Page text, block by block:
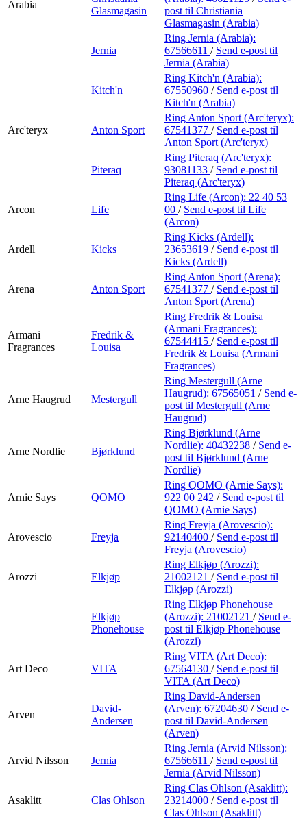
Arabia
Glasmagasin
post til Christiania
Glasmagasin (Arabia)
Jernia
Ring Jernia (Arabia):
67566611 / Send e-post til
Jernia (Arabia)
Kitch'n
Ring Kitch'n (Arabia):
67550960 / Send e-post til
Kitch'n (Arabia)
Arc'teryx Anton Sport
Ring Anton Sport (Arc'teryx):
67541377 / Send e-post til
Anton Sport (Arc'teryx)
Piteraq
Ring Piteraq (Arc'teryx):
93081133 / Send e-post til
Piteraq (Arc'teryx)
Arcon Life
Ring Life (Arcon): 22 40 53
00 / Send e-post til Life
(Arcon)
Ardell Kicks
Ring Kicks (Ardell):
23653619 / Send e-post til
Kicks (Ardell)
Arena Anton Sport
Ring Anton Sport (Arena):
67541377 / Send e-post til
Anton Sport (Arena)
Armani
Fragrances
Fredrik &
Louisa
Ring Fredrik & Louisa
(Armani Fragrances):
67544415 / Send e-post til
Fredrik & Louisa (Armani
Fragrances)
Arne Haugrud Mestergull
Ring Mestergull (Arne
Haugrud): 67565051 / Send e-
post til Mestergull (Arne
Haugrud)
Arne Nordlie Bjørklund
Ring Bjørklund (Arne
Nordlie): 40432238 / Send e-
post til Bjørklund (Arne
Nordlie)
Arnie Says QOMO
Ring QOMO (Arnie Says):
922 00 242 / Send e-post til
QOMO (Arnie Says)
Arovescio Freyja
Ring Freyja (Arovescio):
92140400 / Send e-post til
Freyja (Arovescio)
Arozzi Elkjøp
Ring Elkjøp (Arozzi):
21002121 / Send e-post til
Elkjøp (Arozzi)
Elkjøp
Phonehouse
Ring Elkjøp Phonehouse
(Arozzi): 21002121 / Send e-
post til Elkjøp Phonehouse
(Arozzi)
Art Deco VITA
Ring VITA (Art Deco):
67564130 / Send e-post til
VITA (Art Deco)
Arven
David-
Andersen
Ring David-Andersen
(Arven): 67204630 / Send e-
post til David-Andersen
(Arven)
Arvid Nilsson Jernia
Ring Jernia (Arvid Nilsson):
67566611 / Send e-post til
Jernia (Arvid Nilsson)
Asaklitt Clas Ohlson
Ring Clas Ohlson (Asaklitt):
23214000 / Send e-post til
Clas Ohlson (Asaklitt)